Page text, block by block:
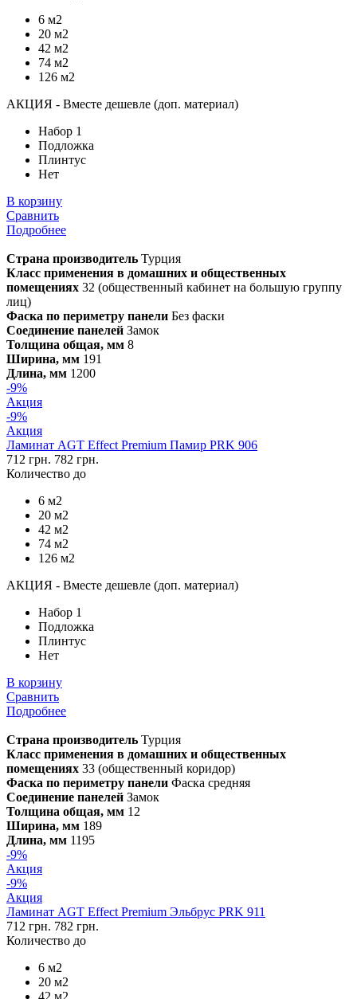
6 м2
20 м2
42 м2
74 м2
126 м2
АКЦИЯ - Вместе дешевле (доп. материал)
Набор 1
Подложка
Плинтус
Нет
В корзину
Сравнить
Подробнее
Страна производитель Турция
Класс применения в домашних и общественных
помещениях 32 (общественный кабинет на большую группу
лиц)
Фаска по периметру панели Без фаски
Соединение панелей Замок
Толщина общая, мм 8
Ширина, мм 191
Длина, мм 1200
-9%
Акция
-9%
Акция
Ламинат AGT Effect Premium Памир PRK 906
712 грн. 782 грн.
Количество до
6 м2
20 м2
42 м2
74 м2
126 м2
АКЦИЯ - Вместе дешевле (доп. материал)
Набор 1
Подложка
Плинтус
Нет
В корзину
Сравнить
Подробнее
Страна производитель Турция
Класс применения в домашних и общественных
помещениях 33 (общественный коридор)
Фаска по периметру панели Фаска средняя
Соединение панелей Замок
Толщина общая, мм 12
Ширина, мм 189
Длина, мм 1195
-9%
Акция
-9%
Акция
Ламинат AGT Effect Premium Эльбрус PRK 911
712 грн. 782 грн.
Количество до
6 м2
20 м2
42 м2